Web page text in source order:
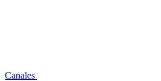
Canales